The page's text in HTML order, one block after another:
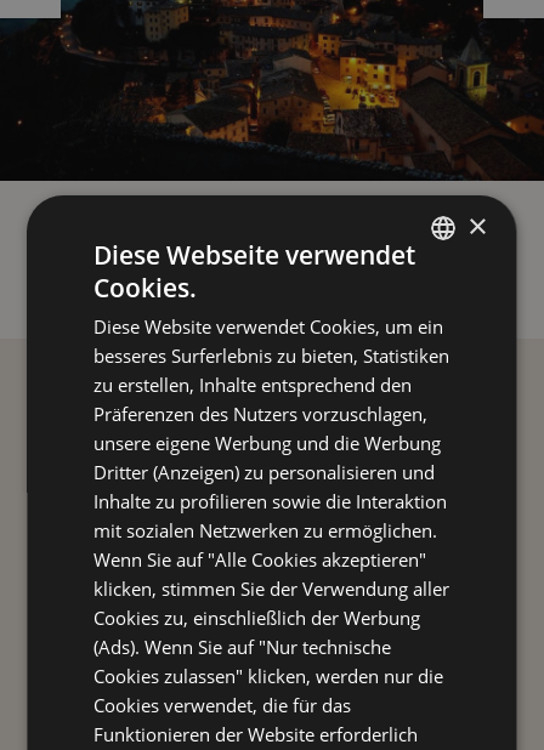
FÜR SIE
ENGLISH
GERMAN
×
Diese Webseite verwendet
Cookies.
Diese Website verwendet Cookies, um ein
besseres Surferlebnis zu bieten, Statistiken
zu erstellen, Inhalte entsprechend den
Präferenzen des Nutzers vorzuschlagen,
unsere eigene Werbung und die Werbung
Dritter (Anzeigen) zu personalisieren und
Inhalte zu profilieren sowie die Interaktion
mit sozialen Netzwerken zu ermöglichen.
Wenn Sie auf "Alle Cookies akzeptieren"
klicken, stimmen Sie der Verwendung aller
Cookies zu, einschließlich der Werbung
(Ads). Wenn Sie auf "Nur technische
Cookies zulassen" klicken, werden nur die
Cookies verwendet, die für das
Funktionieren der Website erforderlich